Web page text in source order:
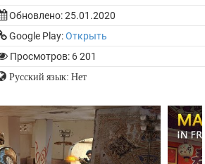
Обновлено:25.01.2020
Google Play:Открыть
Просмотров: 6 201
Русский язык: Нет